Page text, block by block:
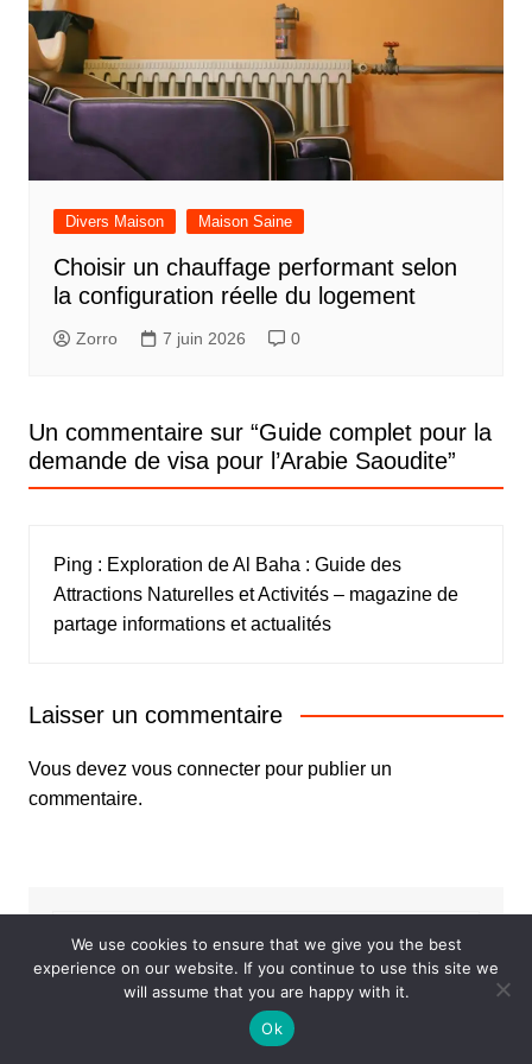
Divers Maison Maison Saine
Choisir un chauffage performant selon
la configuration réelle du logement
Zorro 7 juin 2026 0
Un commentaire sur “Guide complet pour la
demande de visa pour l’Arabie Saoudite”
Ping : Exploration de Al Baha : Guide des
Attractions Naturelles et Activités – magazine de
partage informations et actualités
Laisser un commentaire
Vous devez vous connecterpour publier un
commentaire.
We use cookies to ensure that we give you the best
experience on our website. If you continue to use this site we
will assume that you are happy with it.
Ok